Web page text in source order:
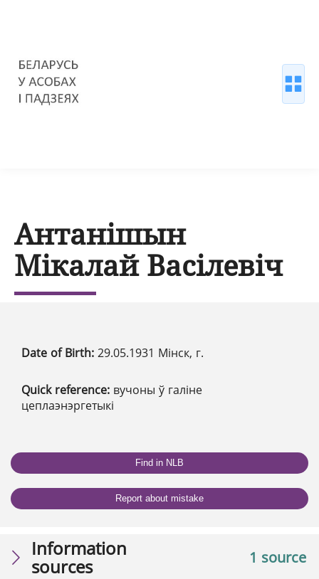
Антанішын
Мікалай Васілевіч
Date of Birth: 29.05.1931 Мінск, г.
Quick reference: вучоны ў галіне
цеплаэнэргетыкі
Find in NLB
Report about mistake
1 source
Information
sources